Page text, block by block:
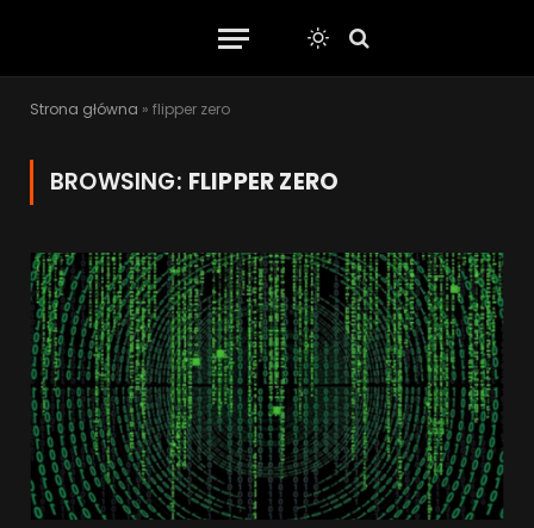
Strona główna » flipper zero
BROWSING: FLIPPER ZERO